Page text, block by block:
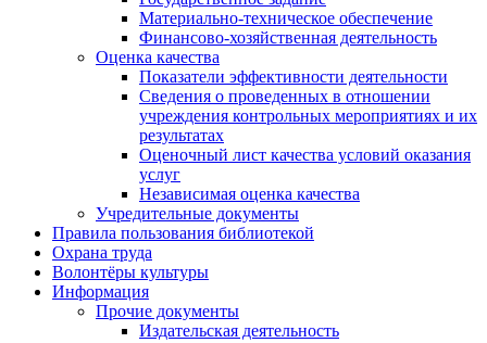
Материально-техническое обеспечение
Финансово-хозяйственная деятельность
Оценка качества
Показатели эффективности деятельности
Сведения о проведенных в отношении
учреждения контрольных мероприятиях и их
результатах
Оценочный лист качества условий оказания
услуг
Независимая оценка качества
Учредительные документы
Правила пользования библиотекой
Охрана труда
Волонтёры культуры
Информация
Прочие документы
Издательская деятельность